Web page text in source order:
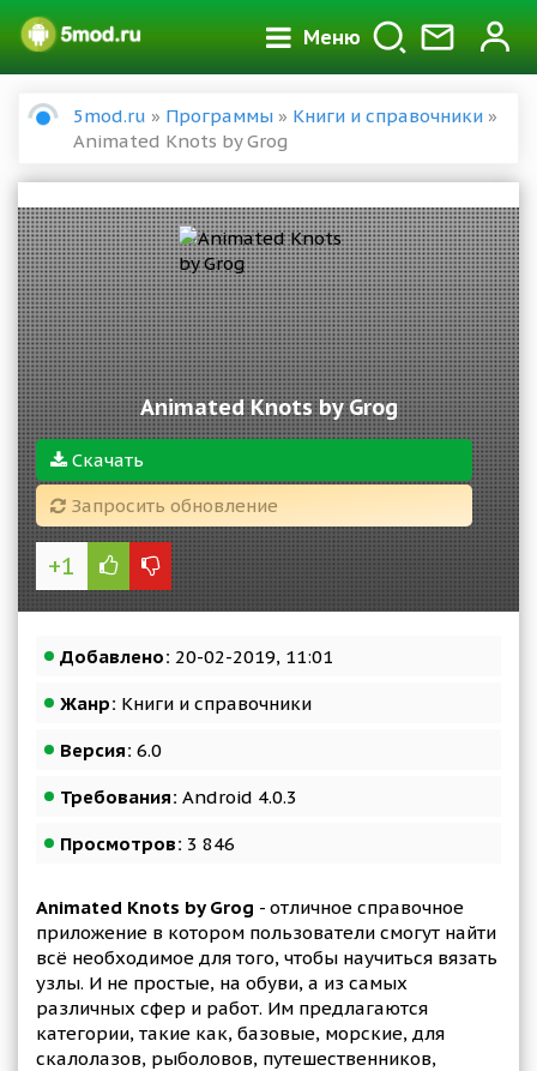
Меню
5mod.ru » Программы » Книги и справочники »
Animated Knots by Grog
Animated Knots by Grog
Скачать
Запросить обновление
+1
Добавлено: 20-02-2019, 11:01
Жанр: Книги и справочники
Версия: 6.0
Требования: Android 4.0.3
Просмотров: 3 846
Animated Knots by Grog - отличное справочное
приложение в котором пользователи смогут найти
всё необходимое для того, чтобы научиться вязать
узлы. И не простые, на обуви, а из самых
различных сфер и работ. Им предлагаются
категории, такие как, базовые, морские, для
скалолазов, рыболовов, путешественников,